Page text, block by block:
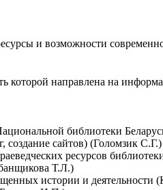
и возможности
которой направлена на
библиотеки
создание сайтов) (Голомзик С.Г.)
ресурсов
Т.Л.)
истории и деятельности